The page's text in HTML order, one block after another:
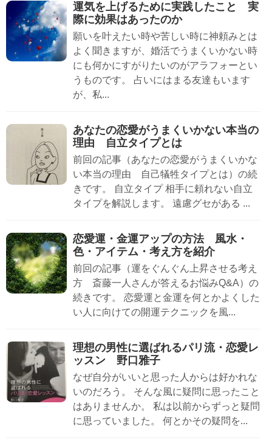
運気を上げるために実践したこと 実
際に効果はあったのか
願いを叶えたい時や苦しい時に神頼みとは
よく聞きますが、婚活でうまくいかない時
にも何かにすがりたいのがアラフォーとい
うものです。 占いにはまる友達もいます
が、私...
あなたの恋愛がうまくいかない本当の
理由 自立タイプとは
前回の記事（あなたの恋愛がうまくいかな
い本当の理由 自己犠牲タイプとは）の続
きです。 自立タイプ 相手に頼れない自立
タイプを解説します。 遠慮グセがある ...
恋愛運・金運アップの方法 風水・
色・アイテム・考え方を紹介
前回の記事（運をぐんぐん上昇させる考え
方 斎藤一人さんが答えるお悩みQ&A）の
続きです。 恋愛運と金運を何とかよくした
い人に向けての開運テクニックを風...
理想の男性に選ばれるパリ流・恋愛レ
ッスン 野口雅子
なぜ自分がいいと思った人からは好かれな
いのだろう。 そんな風に疑問に思ったこと
はありませんか。 私は以前からずっと疑問
に思っていました。 何とかその疑問を...